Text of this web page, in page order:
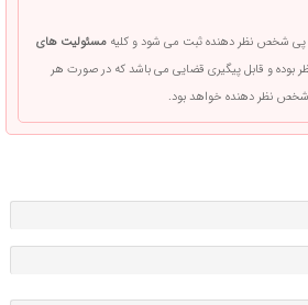
پی شخص نظر دهنده ثبت می شود و کلیهمسئولیت های
و قابل پیگیری قضایی می باشد که در صورت هر
نظر دهنده خواهد بود.